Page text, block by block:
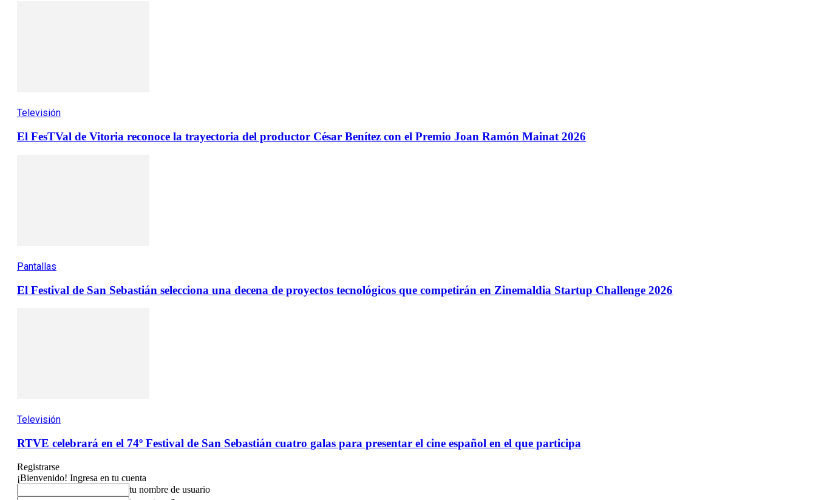
Televisión
El FesTVal de Vitoria reconoce la trayectoria del productor César Benítez con el Premio Joan Ramón Mainat 2026
Pantallas
El Festival de San Sebastián selecciona una decena de proyectos tecnológicos que competirán en Zinemaldia Startup Challenge 2026
Televisión
RTVE celebrará en el 74º Festival de San Sebastián cuatro galas para presentar el cine español en el que participa
Registrarse
¡Bienvenido! Ingresa en tu cuenta
tu nombre de usuario